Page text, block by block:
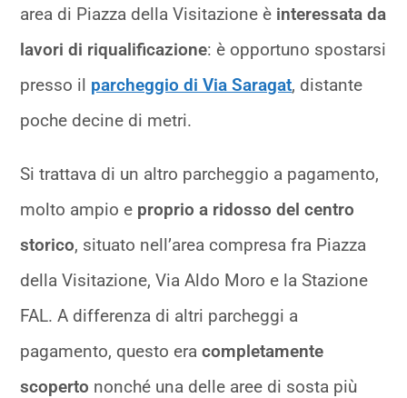
area di Piazza della Visitazione è interessata da
lavori di riqualificazione: è opportuno spostarsi
presso il parcheggio di Via Saragat, distante
poche decine di metri.
Si trattava di un altro parcheggio a pagamento,
molto ampio e proprio a ridosso del centro
storico, situato nell’area compresa fra Piazza
della Visitazione, Via Aldo Moro e la Stazione
FAL. A differenza di altri parcheggi a
pagamento, questo eracompletamente
scoperto nonché una delle aree di sosta più